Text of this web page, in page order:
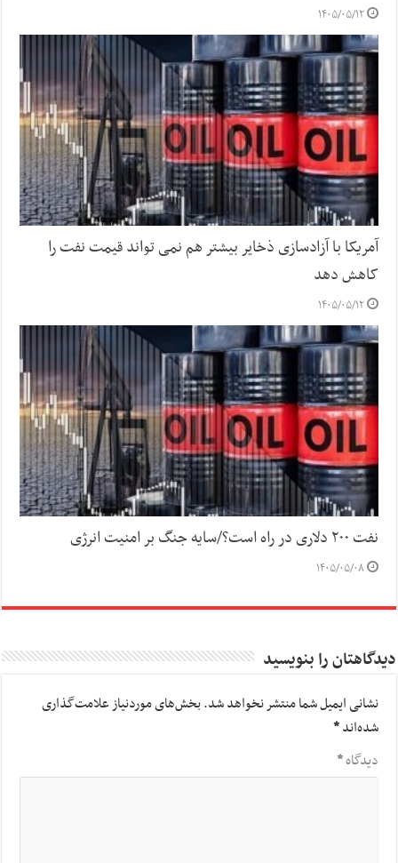
۱۴۰۵/۰۵/۱۲
آمریکا با آزادسازی ذخایر بیشتر هم نمی تواند قیمت نفت را
کاهش دهد
۱۴۰۵/۰۵/۱۲
نفت ۲۰۰ دلاری در راه است؟/سایه جنگ بر امنیت انرژی
۱۴۰۵/۰۵/۰۸
دیدگاهتان را بنویسید
نشانی ایمیل شما منتشر نخواهد شد.بخش‌های موردنیاز علامت‌گذاری
شده‌اند*
دیدگاه*